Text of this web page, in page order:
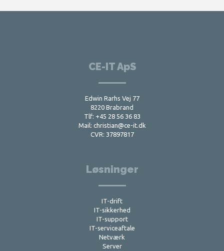
CE-IT ApS
Edwin Rarhs Vej 77
8220 Brabrand
Tlf: +45 28 56 36 83
Mail: christian@ce-it.dk
CVR: 37897817
Løsninger
IT-drift
IT-sikkerhed
IT-support
IT-serviceaftale
Netværk
Server